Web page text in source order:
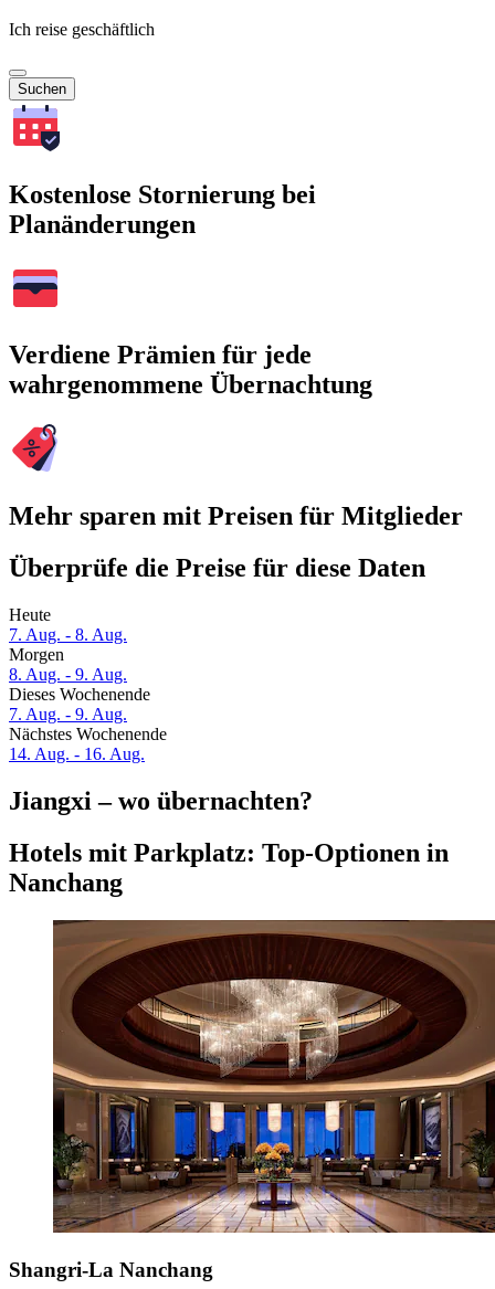
Ich reise geschäftlich
Suchen
Kostenlose Stornierung bei
Planänderungen
Verdiene Prämien für jede
wahrgenommene Übernachtung
Mehr sparen mit Preisen für Mitglieder
Überprüfe die Preise für diese Daten
Heute
7. Aug. - 8. Aug.
Morgen
8. Aug. - 9. Aug.
Dieses Wochenende
7. Aug. - 9. Aug.
Nächstes Wochenende
14. Aug. - 16. Aug.
Jiangxi – wo übernachten?
Hotels mit Parkplatz: Top-Optionen in
Nanchang
Shangri-La Nanchang